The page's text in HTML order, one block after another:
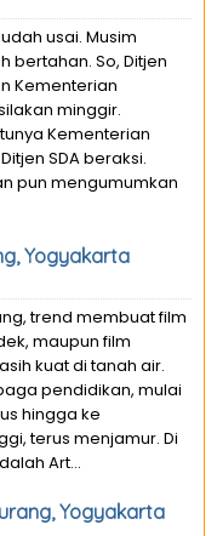
usai. Musim
bertahan. So, Ditjen
Kementerian
minggir.
Kementerian
SDA beraksi.
pun mengumumkan
Yogyakarta
trend membuat film
maupun film
kuat di tanah air.
pendidikan, mulai
hingga ke
terus menjamur. Di
Art...
Yogyakarta